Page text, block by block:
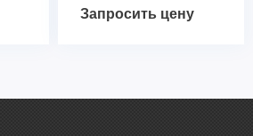
Запросить цену